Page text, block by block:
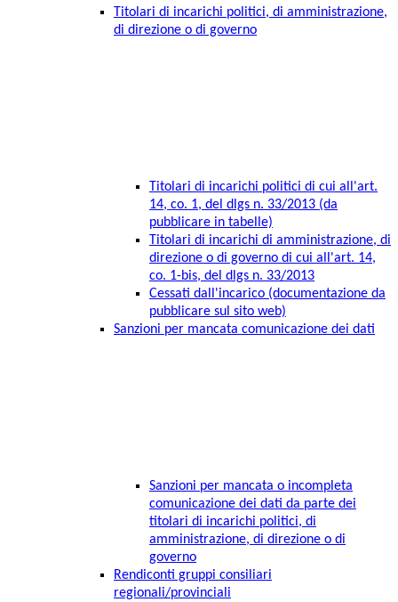
Titolari di incarichi politici, di amministrazione,
di direzione o di governo
Titolari di incarichi politici di cui all'art.
14, co. 1, del dlgs n. 33/2013 (da
pubblicare in tabelle)
Titolari di incarichi di amministrazione, di
direzione o di governo di cui all'art. 14,
co. 1-bis, del dlgs n. 33/2013
Cessati dall'incarico (documentazione da
pubblicare sul sito web)
Sanzioni per mancata comunicazione dei dati
Sanzioni per mancata o incompleta
comunicazione dei dati da parte dei
titolari di incarichi politici, di
amministrazione, di direzione o di
governo
Rendiconti gruppi consiliari
regionali/provinciali